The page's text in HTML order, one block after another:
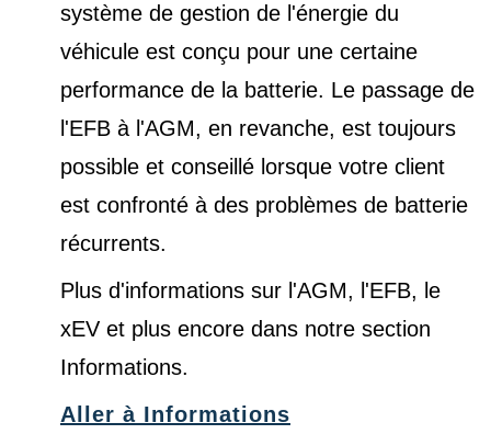
système de gestion de l'énergie du
véhicule est conçu pour une certaine
performance de la batterie. Le passage de
l'EFB à l'AGM, en revanche, est toujours
possible et conseillé lorsque votre client
est confronté à des problèmes de batterie
récurrents.
Plus d'informations sur l'AGM, l'EFB, le
xEV et plus encore dans notre section
Informations.
Aller à Informations